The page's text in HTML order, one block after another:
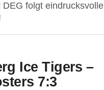
folgt eindrucksvolle
Ice Tigers –
7:3